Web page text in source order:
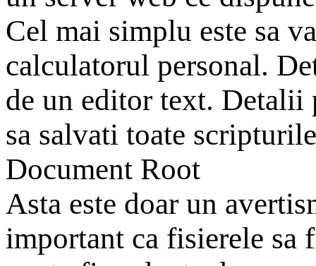
Cel mai simplu este sa
calculatorul personal.
de un editor text. Detalii
sa salvati toate
Document Root
Asta este doar un
important ca fisierele sa